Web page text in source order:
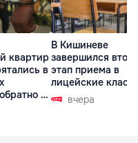
квартир
в
в
В Кишиневе
завершился
этап приема в
лицейские
вчера